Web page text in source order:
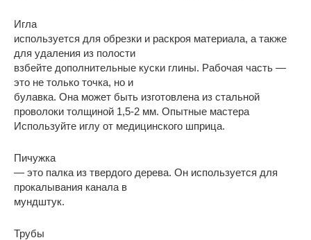
Игла
используется для обрезки и раскроя материала, а также
для удаления из полости
взбейте дополнительные куски глины. Рабочая часть —
это не только точка, но и
булавка. Она может быть изготовлена из стальной
проволоки толщиной 1,5-2 мм. Опытные мастера
Используйте иглу от медицинского шприца.
Пичужка
— это палка из твердого дерева. Он используется для
прокалывания канала в
мундштук.
Трубы